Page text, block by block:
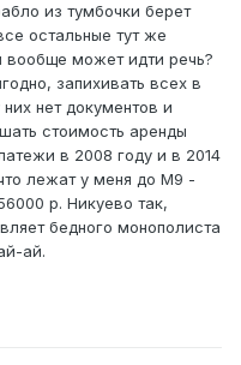
из тумбочки берет
остальные тут же
вообще может идти речь?
запихивать всех в
нет документов и
стоимость аренды
в 2008 году и в 2014
лежат у меня до М9 -
р. Никуево так,
бедного монополиста
ай.